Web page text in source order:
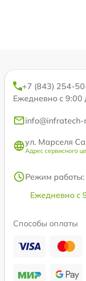
+7 (843) 254-
Ежедневно с 9:00
ул. Марселя
Адрес сервисного
Режим работы:
Ежедневно с
Способы оплаты